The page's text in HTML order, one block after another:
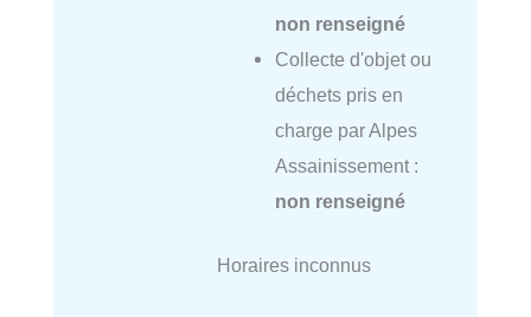
non renseigné
Collecte d'objet ou
déchets pris en
charge par Alpes
Assainissement :
non renseigné
Horaires inconnus